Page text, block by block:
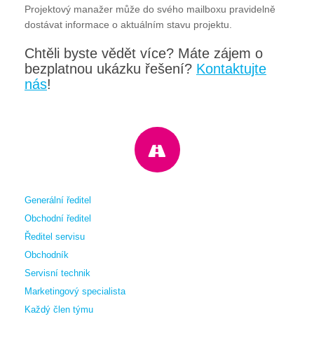
Projektový manažer může do svého mailboxu pravidelně
dostávat informace o aktuálním stavu projektu.
Chtěli byste vědět více? Máte zájem o
bezplatnou ukázku řešení? Kontaktujte
nás!
Generální ředitel
Obchodní ředitel
Ředitel servisu
Obchodník
Servisní technik
Marketingový specialista
Každý člen týmu